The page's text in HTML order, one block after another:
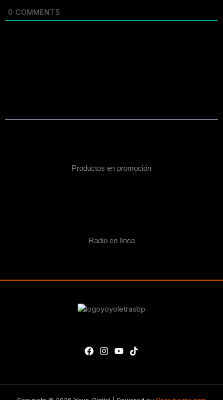
0 COMMENTS
Productos en promoción
Radio en línea